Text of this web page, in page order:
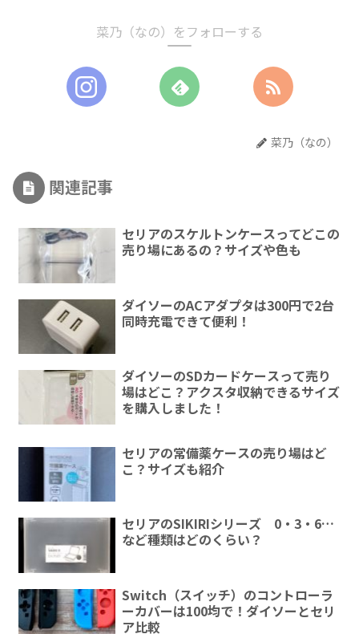
菜乃（なの）をフォローする
菜乃（なの）
関連記事
セリアのスケルトンケースってどこの
売り場にあるの？サイズや色も
ダイソーのACアダプタは300円で2台
同時充電できて便利！
ダイソーのSDカードケースって売り
場はどこ？アクスタ収納できるサイズ
を購入しました！
セリアの常備薬ケースの売り場はど
こ？サイズも紹介
セリアのSIKIRIシリーズ 0・3・6…
など種類はどのくらい？
Switch（スイッチ）のコントローラ
ーカバーは100均で！ダイソーとセリ
ア比較